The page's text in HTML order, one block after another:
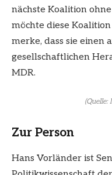
nächste Koalition
möchte diese
merke, dass sie einen
gesellschaftlichen
MDR.
(Quelle:
Zur Person
Hans Vorländer ist